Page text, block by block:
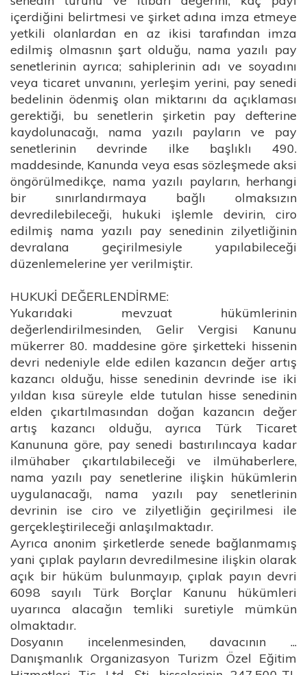
içerdiğini belirtmesi ve şirket adına imza etmeye
yetkili olanlardan en az ikisi tarafından imza
edilmiş olmasnın şart olduğu, nama yazılı pay
senetlerinin ayrıca; sahiplerinin adı ve soyadını
veya ticaret unvanını, yerleşim yerini, pay senedi
bedelinin ödenmiş olan miktarını da açıklaması
gerektiği, bu senetlerin şirketin pay defterine
kaydolunacağı, nama yazılı payların ve pay
senetlerinin devrinde ilke başlıklı 490.
maddesinde, Kanunda veya esas sözleşmede aksi
öngörülmedikçe, nama yazılı payların, herhangi
bir sınırlandırmaya bağlı olmaksızın
devredilebileceği, hukuki işlemle devirin, ciro
edilmiş nama yazılı pay senedinin zilyetliğinin
devralana geçirilmesiyle yapılabileceği
düzenlemelerine yer verilmiştir.
HUKUKİ DEĞERLENDİRME:
Yukarıdaki mevzuat hükümlerinin
değerlendirilmesinden, Gelir Vergisi Kanunu
mükerrer 80. maddesine göre şirketteki hissenin
devri nedeniyle elde edilen kazancın değer artış
kazancı olduğu, hisse senedinin devrinde ise iki
yıldan kısa süreyle elde tutulan hisse senedinin
elden çıkartılmasından doğan kazancın değer
artış kazancı olduğu, ayrıca Türk Ticaret
Kanununa göre, pay senedi bastırılıncaya kadar
ilmühaber çıkartılabileceği ve ilmühaberlere,
nama yazılı pay senetlerine ilişkin hükümlerin
uygulanacağı, nama yazılı pay senetlerinin
devrinin ise ciro ve zilyetliğin geçirilmesi ile
gerçekleştirileceği anlaşılmaktadır.
Ayrıca anonim şirketlerde senede bağlanmamış
yani çıplak payların devredilmesine ilişkin olarak
açık bir hüküm bulunmayıp, çıplak payın devri
6098 sayılı Türk Borçlar Kanunu hükümleri
uyarınca alacağın temliki suretiyle mümkün
olmaktadır.
Dosyanın incelenmesinden, davacının ...
Danışmanlık Organizasyon Turizm Özel Eğitim